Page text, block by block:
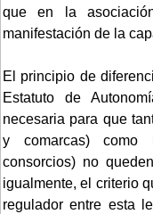
que en la
manifestación de la
El principio de
Estatuto de
necesaria para que
y comarcas) como
consorcios) no
igualmente, el criterio
regulador entre esta